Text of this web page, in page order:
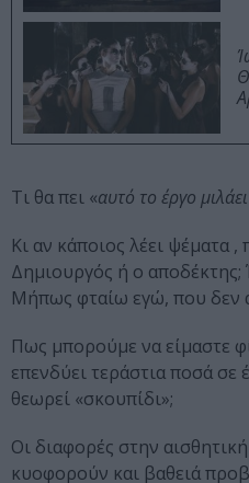
Τι θα πει «αυτό το έργο
Κι αν κάποιος λέει ψέματα ,
Δημιουργός ή ο αποδέκτης;
Μήπως φταίω εγώ, που δεν
Πως μπορούμε να είμαστε
επενδύει τεράστια ποσά σε
θεωρεί «σκουπίδι»;
Οι διαφορές στην
κυοφορούν και βαθειά